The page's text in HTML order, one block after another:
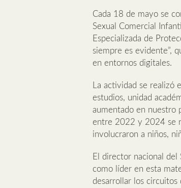
Cada 18 de mayo se
Sexual Comercial
Especializada de
siempre es evidente”,
en entornos digitales.
La actividad se realizó
estudios, unidad
aumentado en nuestro
entre 2022 y 2024 se
involucraron a niños,
El director nacional del
como líder en esta
desarrollar los